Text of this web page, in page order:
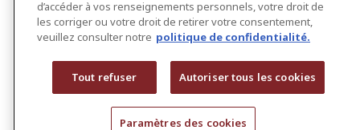
d’accéder à vos renseignements personnels, votre droit de
les corriger ou votre droit de retirer votre consentement,
veuillez consulter notre politique de confidentialité.
Tout refuser Autoriser tous les cookies
Paramètres des cookies